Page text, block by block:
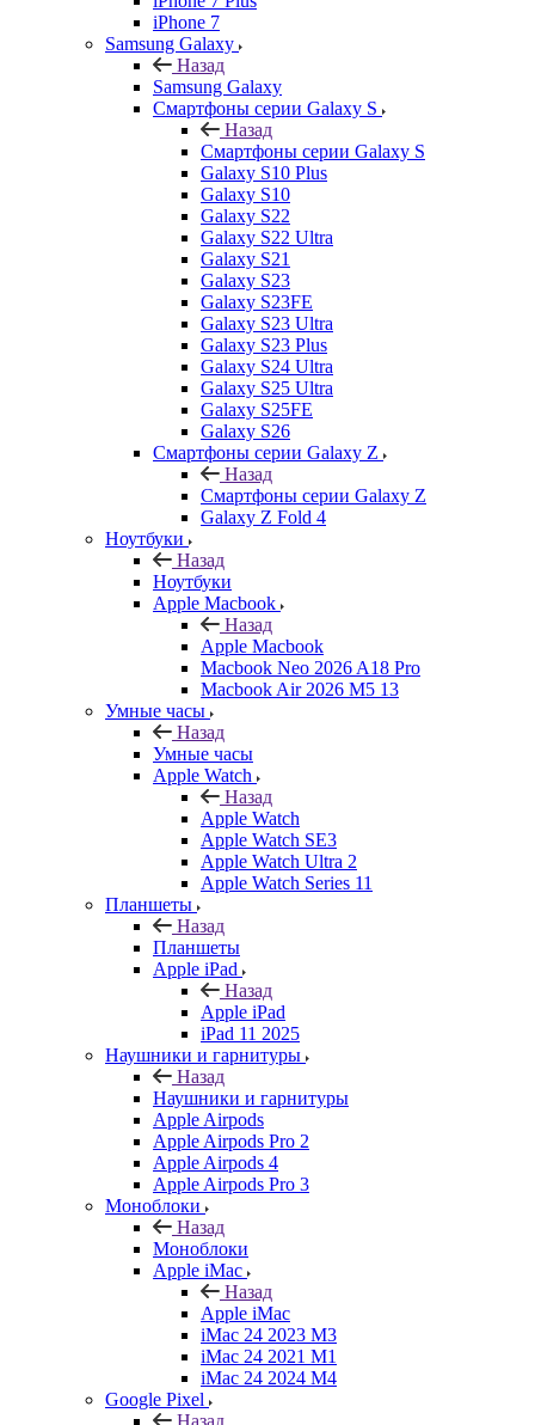
iPhone 7
Samsung Galaxy
Назад
Samsung Galaxy
Смартфоны серии Galaxy S
Назад
Смартфоны серии Galaxy S
Galaxy S10 Plus
Galaxy S10
Galaxy S22
Galaxy S22 Ultra
Galaxy S21
Galaxy S23
Galaxy S23FE
Galaxy S23 Ultra
Galaxy S23 Plus
Galaxy S24 Ultra
Galaxy S25 Ultra
Galaxy S25FE
Galaxy S26
Смартфоны серии Galaxy Z
Назад
Смартфоны серии Galaxy Z
Galaxy Z Fold 4
Ноутбуки
Назад
Ноутбуки
Apple Macbook
Назад
Apple Macbook
Macbook Neo 2026 A18 Pro
Macbook Air 2026 M5 13
Умные часы
Назад
Умные часы
Apple Watch
Назад
Apple Watch
Apple Watch SE3
Apple Watch Ultra 2
Apple Watch Series 11
Планшеты
Назад
Планшеты
Apple iPad
Назад
Apple iPad
iPad 11 2025
Наушники и гарнитуры
Назад
Наушники и гарнитуры
Apple Airpods
Apple Airpods Pro 2
Apple Airpods 4
Apple Airpods Pro 3
Моноблоки
Назад
Моноблоки
Apple iMac
Назад
Apple iMac
iMac 24 2023 M3
iMac 24 2021 M1
iMac 24 2024 M4
Google Pixel
Назад